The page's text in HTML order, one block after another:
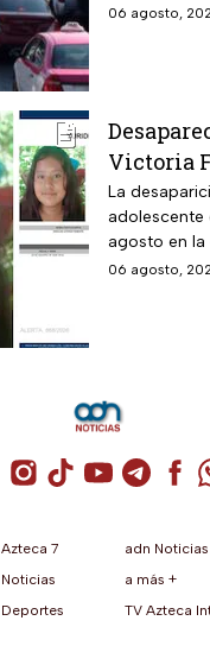
color de
06 agosto,
Victoria
13 años
CDMX;
Amber
La
adolescente
agosto en la
Pedro
06 agosto,
Cuenta de X / Twitter
Cuenta deCuenta de
Cuenta de
Azteca 7
Noticias
Deportes
adn Noticias
a más +
TV Azteca